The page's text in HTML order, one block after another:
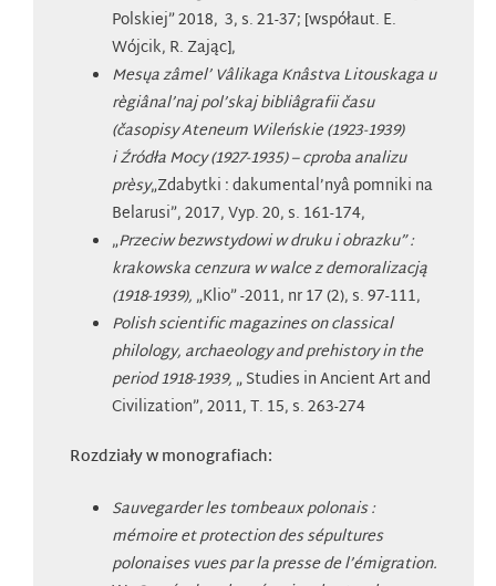
Polskiej” 2018, 3, s. 21-37; [współaut. E.
Wójcik, R. Zając],
Mesųa zâmel’ Vâlikaga Knâstva Litouskaga u
règiânal’naj pol’skaj bibliâgrafii času
(časopisy Ateneum Wileńskie (1923-1939)
i Źródła Mocy (1927-1935) – cproba analizu
prèsy„Zdabytki : dakumental’nyâ pomniki na
Belarusi”, 2017, Vyp. 20, s. 161-174,
„Przeciw bezwstydowi w druku i obrazku” :
krakowska cenzura w walce z demoralizacją
(1918-1939),„Klio” -2011, nr 17 (2), s. 97-111,
Polish scientific magazines on classical
philology, archaeology and prehistory in the
period 1918-1939,„ Studies in Ancient Art and
Civilization”, 2011, T. 15, s. 263-274
Rozdziały w monografiach:
Sauvegarder les tombeaux polonais :
mémoire et protection des sépultures
polonaises vues par la presse de l’émigration.